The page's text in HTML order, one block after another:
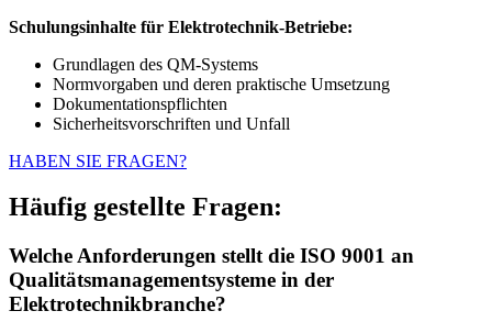
Schulungsinhalte für Elektrotechnik-Betriebe:
Grundlagen des QM-Systems
Normvorgaben und deren praktische Umsetzung
Dokumentationspflichten
Sicherheitsvorschriften und Unfall
HABEN SIE FRAGEN?
Häufig gestellte Fragen:
Welche Anforderungen stellt die ISO 9001 an
Qualitätsmanagementsysteme in der
Elektrotechnikbranche?